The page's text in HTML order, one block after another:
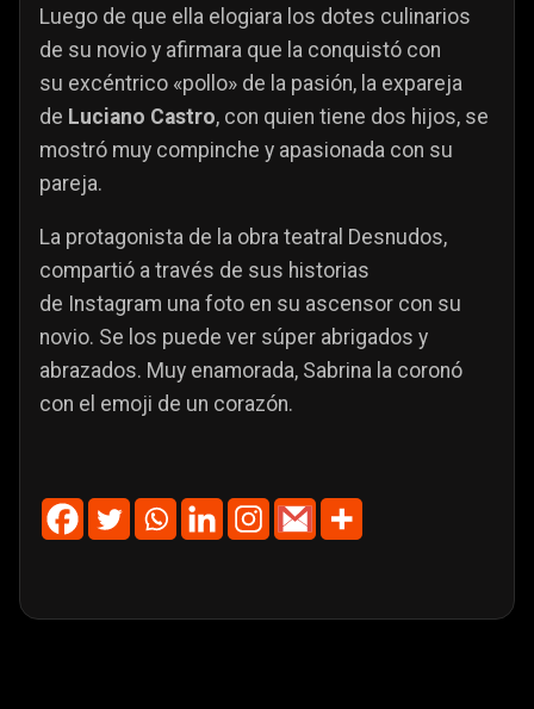
Luego de que ella elogiara los dotes culinarios
de su novio y afirmara que la conquistó con
su excéntrico «pollo» de la pasión, la expareja
de Luciano Castro, con quien tiene dos hijos, se
mostró muy compinche y apasionada con su
pareja.
La protagonista de la obra teatral Desnudos,
compartió a través de sus historias
de Instagram una foto en su ascensor con su
novio. Se los puede ver súper abrigados y
abrazados. Muy enamorada, Sabrina la coronó
con el emoji de un corazón.